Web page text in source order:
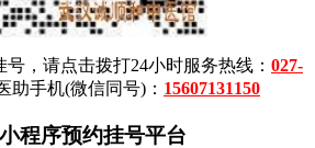
请点击拨打24小时服务热线： 027-
助手机(微信同号)： 15607131150
程序预约挂号平台